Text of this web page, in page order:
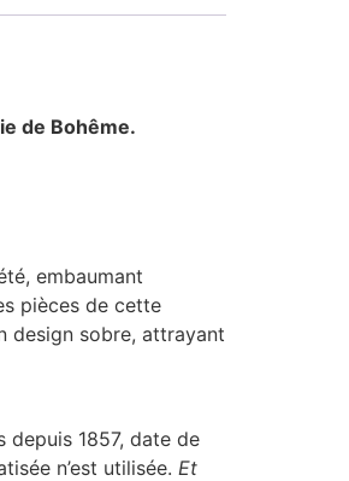
de Bohême.
embaumant
pièces de cette
design sobre, attrayant
1857, date de
n’est utilisée. Et